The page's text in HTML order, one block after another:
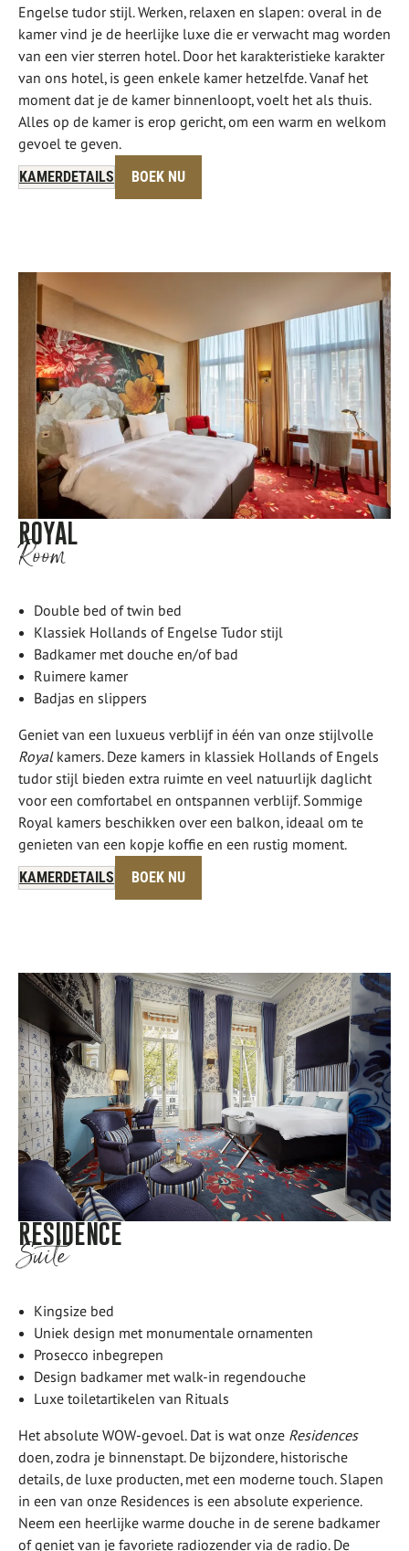
Engelse tudor stijl. Werken, relaxen en slapen: overal in de
kamer vind je de heerlijke luxe die er verwacht mag worden
van een vier sterren hotel. Door het karakteristieke karakter
van ons hotel, is geen enkele kamer hetzelfde. Vanaf het
moment dat je de kamer binnenloopt, voelt het als thuis.
Alles op de kamer is erop gericht, om een warm en welkom
gevoel te geven.
KAMERDETAILS BOEK NU
ROYAL
Room
Double bed of twin bed
Klassiek Hollands of Engelse Tudor stijl
Badkamer met douche en/of bad
Ruimere kamer
Badjas en slippers
Geniet van een luxueus verblijf in één van onze stijlvolle
Royal kamers. Deze kamers in klassiek Hollands of Engels
tudor stijl bieden extra ruimte en veel natuurlijk daglicht
voor een comfortabel en ontspannen verblijf. Sommige
Royal kamers beschikken over een balkon, ideaal om te
genieten van een kopje koffie en een rustig moment.
KAMERDETAILS BOEK NU
RESIDENCE
Suite
Kingsize bed
Uniek design met monumentale ornamenten
Prosecco inbegrepen
Design badkamer met walk-in regendouche
Luxe toiletartikelen van Rituals
Het absolute WOW-gevoel. Dat is wat onze Residences
doen, zodra je binnenstapt. De bijzondere, historische
details, de luxe producten, met een moderne touch. Slapen
in een van onze Residences is een absolute experience.
Neem een heerlijke warme douche in de serene badkamer
of geniet van je favoriete radiozender via de radio. De